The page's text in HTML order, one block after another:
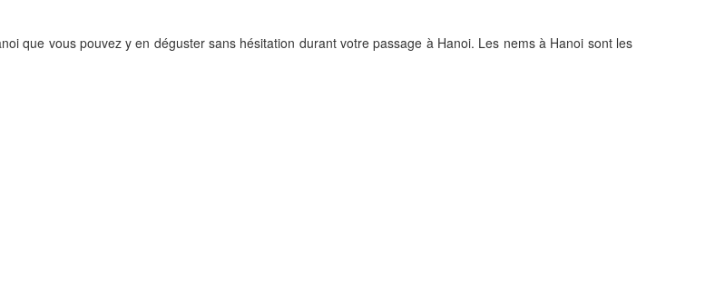
que vous pouvez y en déguster sans hésitation durant votre passage à Hanoi. Les nems à Hanoi sont les